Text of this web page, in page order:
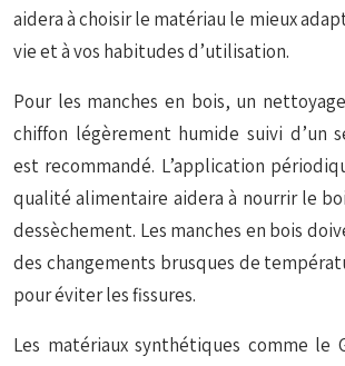
aidera à choisir le matériau le mieux
vie et à vos habitudes d’utilisation.
Pour les manches en bois, un
chiffon légèrement humide suivi d’un
est recommandé. L’application
qualité alimentaire aidera à nourrir le
dessèchement. Les manches en bois
des changements brusques de
pour éviter les fissures.
Les matériaux synthétiques comme le